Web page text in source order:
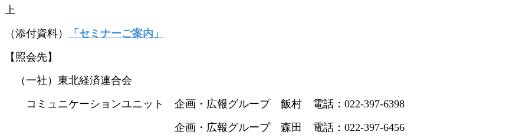
上
（添付資料）
「セミナーご案内」
【照会先】
（一社）東北経済連合会
コミュニケーションユニット 企画・広報グループ 飯村 電話：022-397-6398
企画・広報グループ 森田 電話：022-397-6456